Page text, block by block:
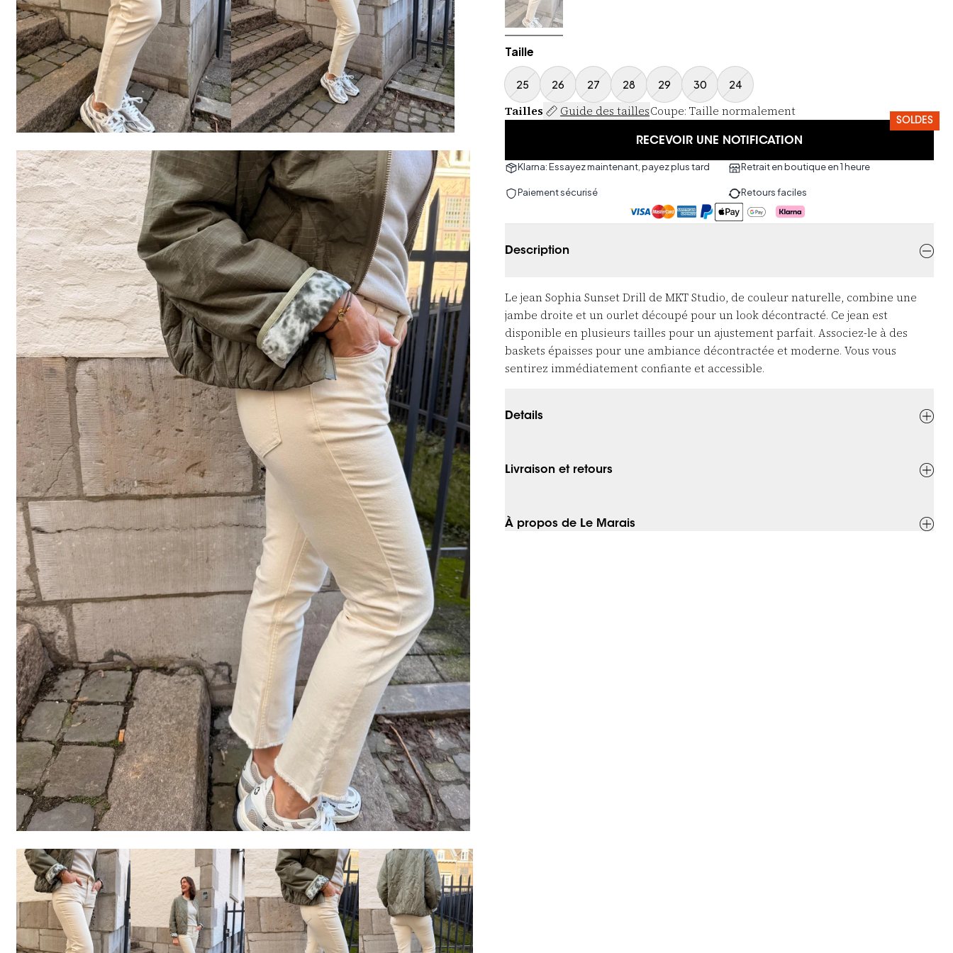
Taille
25 26 27 28 29 30 24
Tailles Guide des taillesCoupe: Taille normalement
RECEVOIR UNE NOTIFICATION
SOLDES
Klarna: Essayez maintenant, payez plus tard Retrait en boutique en 1 heure
Paiement sécurisé Retours faciles
Description
Le jean Sophia Sunset Drill de MKT Studio, de couleur naturelle, combine une
jambe droite et un ourlet découpé pour un look décontracté. Ce jean est
disponible en plusieurs tailles pour un ajustement parfait. Associez-le à des
baskets épaisses pour une ambiance décontractée et moderne. Vous vous
sentirez immédiatement confiante et accessible.
Details
Livraison et retours
À propos de Le Marais